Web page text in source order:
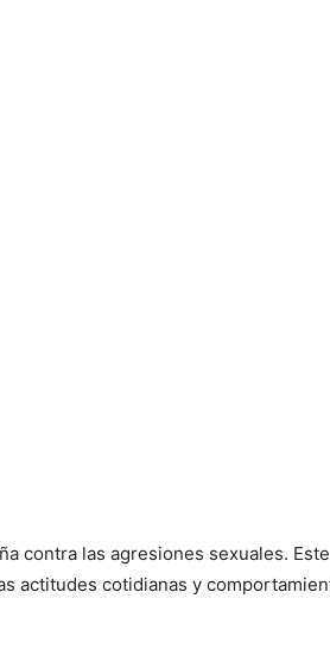
contra las agresiones sexuales.
actitudes cotidianas y